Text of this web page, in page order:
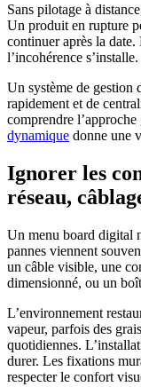
Sans pilotage à
Un produit en rupture
continuer après la
l’incohérence s’installe.
Un système de gestion
rapidement et de
comprendre
dynamique donne une
Ignorer les
réseau,
Un menu board digital
pannes viennent
un câble visible, une
dimensionné, ou un
L’environnement
vapeur, parfois des
quotidiennes.
durer. Les fixations
respecter le confort